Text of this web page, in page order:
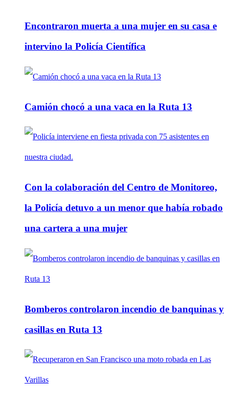
Encontraron muerta a una mujer en su casa e
intervino la Policía Científica
Camión chocó a una vaca en la Ruta 13
Con la colaboración del Centro de Monitoreo,
la Policía detuvo a un menor que había robado
una cartera a una mujer
Bomberos controlaron incendio de banquinas y
casillas en Ruta 13